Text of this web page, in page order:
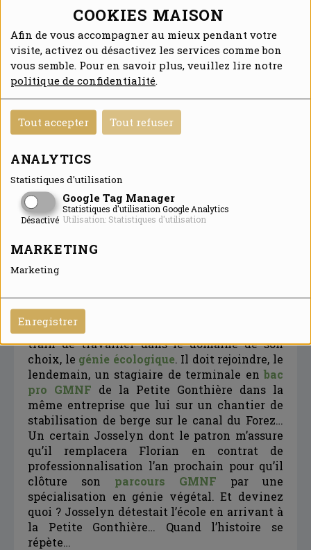
COOKIES MAISON
Afin de vous accompagner au mieux pendant votre
visite, activez ou désactivez les services comme bon
vous semble. Pour en savoir plus, veuillez lire notre
politique de confidentialité.
Tout accepter Tout refuser
ANALYTICS
Statistiques d'utilisation
Google Tag Manager
Désactivé
Statistiques d'utilisation Google Analytics
Utilisation: Statistiques d'utilisation
MARKETING
Marketing
Enregistrer
Et c’est ainsi, que nous nous retrouvons ce
jour, au-dessus d’une rivière, la Mare, dans les
géotextile afin de lutter contre la renouée par
privation de lumière. L’adolescent timide de
2013 est devenu un jeune adulte sûr de lui, en
train de travailler dans le domaine de son
choix, le génie écologique. Il doit rejoindre, le
lendemain, un stagiaire de terminale en bac
pro GMNF de la Petite Gonthière dans la
même entreprise que lui sur un chantier de
stabilisation de berge sur le canal du Forez…
Un certain Josselyn dont le patron m’assure
qu’il remplacera Florian en contrat de
professionnalisation l’an prochain pour qu’il
clôture son parcours GMNF par une
spécialisation en génie végétal. Et devinez
quoi ? Josselyn détestait l’école en arrivant à
la Petite Gonthière… Quand l’histoire se
répète…